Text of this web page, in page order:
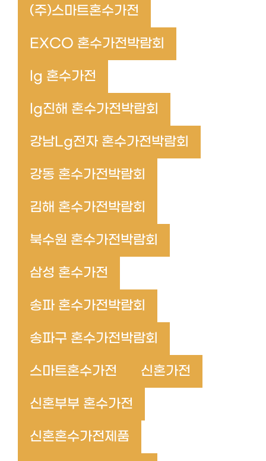
(주)스마트혼수가전
EXCO 혼수가전박람회
lg 혼수가전
lg진해 혼수가전박람회
강남Lg전자 혼수가전박람회
강동 혼수가전박람회
김해 혼수가전박람회
북수원 혼수가전박람회
삼성 혼수가전
송파 혼수가전박람회
송파구 혼수가전박람회
스마트혼수가전 신혼가전
신혼부부 혼수가전
신혼혼수가전제품